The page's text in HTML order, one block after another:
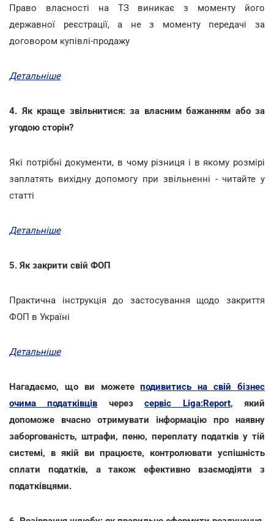
Право власності на ТЗ виникає з моменту його
державної реєстрації, а не з моменту передачі за
договором купівлі-продажу
Детальніше
4. Як краще звільнитися: за власним бажанням або за
угодою сторін?
Які потрібні документи, в чому різниця і в якому розмірі
заплатять вихідну допомогу при звільненні - читайте у
статті
Детальніше
5. Як закрити свій ФОП
Практична інструкція до застосування щодо закриття
ФОП в Україні
Детальніше
Нагадаємо, що ви можетеподивитись на свій бізнес
очима податківців черезсервіс Liga:Report, який
допоможе вчасно отримувати інформацію про наявну
заборгованість, штрафи, пеню, переплату податків у тій
системі, в якій ви працюєте, контролювати успішність
сплати податків, а також ефективно взаємодіяти з
податківцями.